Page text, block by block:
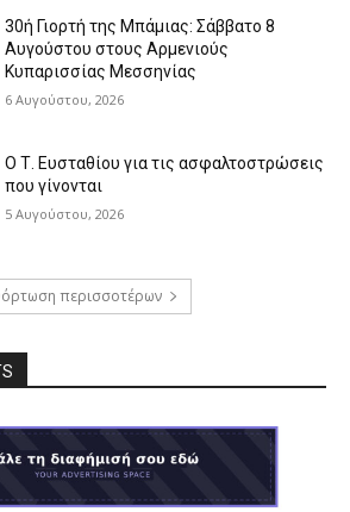
30ή Γιορτή της Μπάμιας: Σάββατο 8
Αυγούστου στους Αρμενιούς
Κυπαρισσίας Μεσσηνίας
6 Αυγούστου, 2026
Ο Τ. Ευσταθίου για τις ασφαλτοστρώσεις
που γίνονται
5 Αυγούστου, 2026
περισσοτέρων